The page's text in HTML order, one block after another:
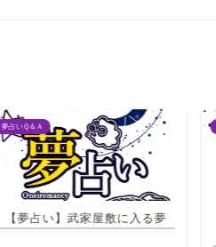
夢占いＱ＆Ａ
【夢占い】武家屋敷に入る夢